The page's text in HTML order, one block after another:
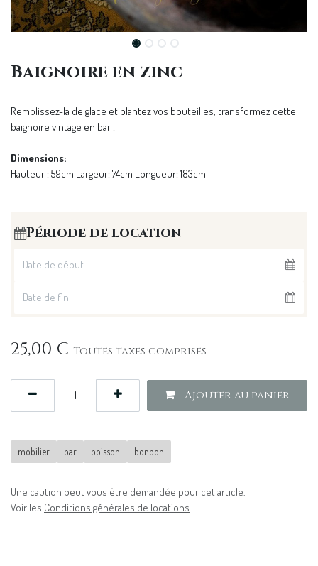
Baignoire en zinc
Remplissez-la de glace et plantez vos bouteilles, transformez cette
baignoire vintage en bar !
Dimensions:
Hauteur : 59cm Largeur: 74cm Longueur: 183cm
Période de location
25,00€ Toutes taxes comprises
Ajouter au panier
mobilier bar boisson bonbon
Une caution peut vous être demandée pour cet article.
Voir les Conditions générales de locations